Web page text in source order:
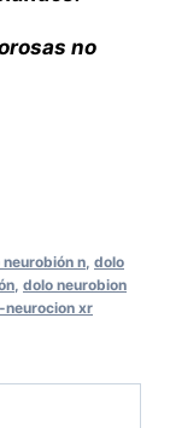
no
neurobión n dolo
dolo neurobion
neurocion xr